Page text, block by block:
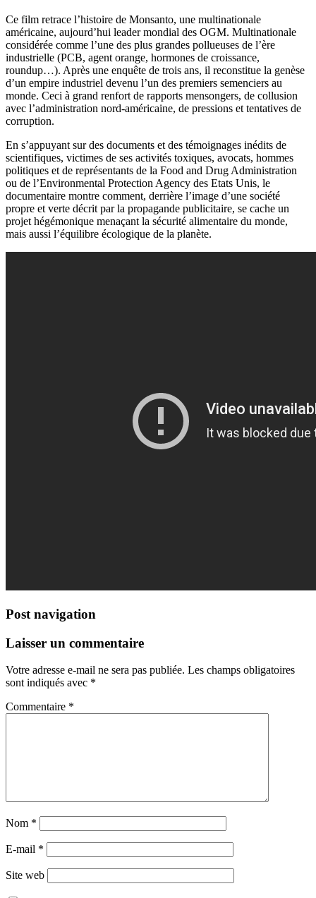
Ce film retrace l’histoire de Monsanto, une multinationale
américaine, aujourd’hui leader mondial des OGM. Multinationale
considérée comme l’une des plus grandes pollueuses de l’ère
industrielle (PCB, agent orange, hormones de croissance,
roundup…). Après une enquête de trois ans, il reconstitue la genèse
d’un empire industriel devenu l’un des premiers semenciers au
monde. Ceci à grand renfort de rapports mensongers, de collusion
avec l’administration nord-américaine, de pressions et tentatives de
corruption.
En s’appuyant sur des documents et des témoignages inédits de
scientifiques, victimes de ses activités toxiques, avocats, hommes
politiques et de représentants de la Food and Drug Administration
ou de l’Environmental Protection Agency des Etats Unis, le
documentaire montre comment, derrière l’image d’une société
propre et verte décrit par la propagande publicitaire, se cache un
projet hégémonique menaçant la sécurité alimentaire du monde,
mais aussi l’équilibre écologique de la planète.
Post navigation
Laisser un commentaire
Votre adresse e-mail ne sera pas publiée. Les champs obligatoires
sont indiqués avec *
Commentaire *
Nom *
E-mail *
Site web